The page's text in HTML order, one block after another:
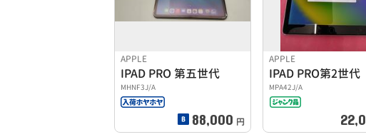
APPLE
IPAD PRO 第五世代
MHNF3J/A
88,000 円
APPLE
IPAD PRO第2世代
MPA42J/A